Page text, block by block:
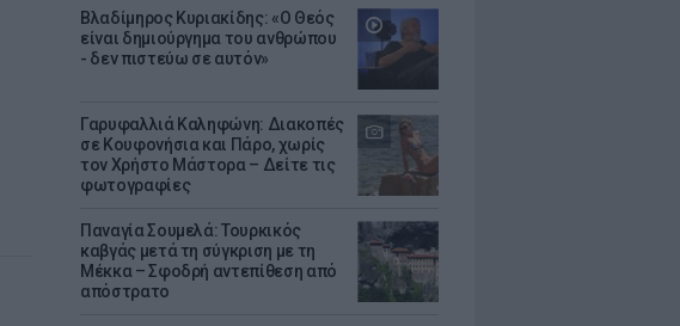
Βλαδίμηρος Κυριακίδης: «Ο Θεός
είναι δημιούργημα του ανθρώπου
- δεν πιστεύω σε αυτόν»
Γαρυφαλλιά Καληφώνη: Διακοπές
σε Κουφονήσια και Πάρο, χωρίς
τον Χρήστο Μάστορα – Δείτε τις
φωτογραφίες
Παναγία Σουμελά: Τουρκικός
καβγάς μετά τη σύγκριση με τη
Μέκκα – Σφοδρή αντεπίθεση από
απόστρατο